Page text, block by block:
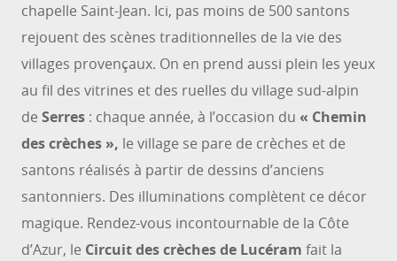
chapelle Saint-Jean. Ici, pas moins de 500 santons
rejouent des scènes traditionnelles de la vie des
villages provençaux. On en prend aussi plein les yeux
au fil des vitrines et des ruelles du village sud-alpin
de Serres : chaque année, à l’occasion du « Chemin
des crèches », le village se pare de crèches et de
santons réalisés à partir de dessins d’anciens
santonniers. Des illuminations complètent ce décor
magique. Rendez-vous incontournable de la Côte
d’Azur, le Circuit des crèches de Lucéram fait la